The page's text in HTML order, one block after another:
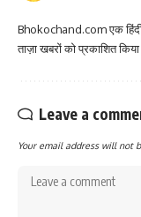
Bhokochand.com एक हिंदी
ताज़ा खबरों को प्रकाशित किया
Leave a
Your email address will not